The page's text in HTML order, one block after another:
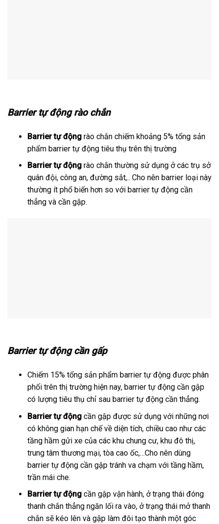
Barrier tự động rào chắn
Barrier tự độngrào chắn chiếm khoảng 5% tổng sản
phẩm barrier tự động tiêu thụ trên thị trường
Barrier tự độngrào chắn thường sử dụng ở các trụ sở
quân đội, công an, đường sắt,.. Cho nên barrier loại này
thường ít phổ biến hơn so với barrier tự động cần
thẳng và cần gập.
Barrier tự động cần gấp
Chiếm 15% tổng sản phẩm barrier tự động được phân
phối trên thị trường hiện nay, barrier tự động cần gập
có lượng tiêu thụ chỉ sau barrier tự động cần thẳng.
Barrier tự độngcần gập được sử dụng với những nơi
có không gian hạn chế về diện tích, chiều cao như các
tầng hầm gửi xe của các khu chung cư, khu đô thị,
trung tâm thương mại, tòa cao ốc,…Cho nên dùng
barrier tự động cần gập tránh va chạm với tầng hầm,
trần mái che.
Barrier tự độngcần gập vận hành, ở trạng thái đóng
thanh chắn thẳng ngăn lối ra vào, ở trạng thái mở thanh
chắn sẽ kéo lên và gập làm đôi tạo thành một góc